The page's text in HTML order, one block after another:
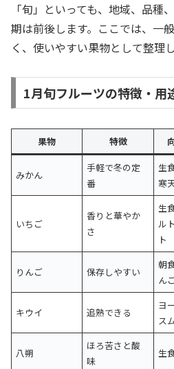
「旬」といっても、地域、品種
期は前後します。ここでは、一
く、使いやすい果物として整理し
1月旬フルーツの特徴・用
果物 特徴
みかん
手軽で冬の定
番
生
寒
いちご
香りと華やか
さ
生
ル
ト
りんご 保存しやすい
朝
ん
キウイ 追熟できる
ヨ
ス
八朔
ほろ苦さと酸
味
生